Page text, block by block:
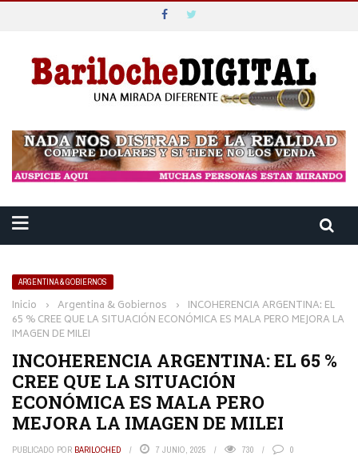
ARGENTINA & GOBIERNOS
Inicio › Argentina & Gobiernos › INCOHERENCIA ARGENTINA: EL
65 % CREE QUE LA SITUACIÓN ECONÓMICA ES MALA PERO MEJORA LA
IMAGEN DE MILEI
INCOHERENCIA ARGENTINA: EL 65 %
CREE QUE LA SITUACIÓN
ECONÓMICA ES MALA PERO
MEJORA LA IMAGEN DE MILEI
PUBLICADO POR BARILOCHED 7 JUNIO, 2025 730 0